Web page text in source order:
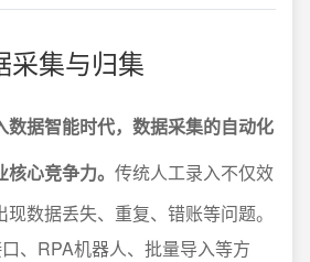
采集与归集
数据智能时代，数据采集的自动化
心竞争力。 传统人工录入不仅效
数据丢失、重复、错账等问题。
、RPA机器人、批量导入等方